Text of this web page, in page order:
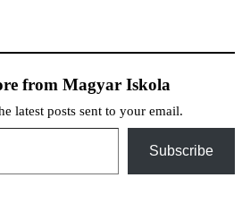
from Magyar Iskola
latest posts sent to your email.
Subscribe